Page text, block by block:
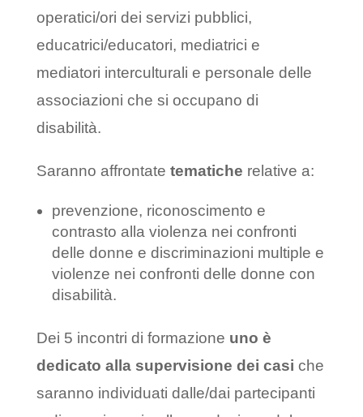
operatici/ori dei servizi pubblici,
educatrici/educatori, mediatrici e
mediatori interculturali e personale delle
associazioni che si occupano di
disabilità.
Saranno affrontate tematiche relative a:
prevenzione, riconoscimento e
contrasto alla violenza nei confronti
delle donne e discriminazioni multiple e
violenze nei confronti delle donne con
disabilità.
Dei 5 incontri di formazione uno è
dedicato alla supervisione dei casi che
saranno individuati dalle/dai partecipanti